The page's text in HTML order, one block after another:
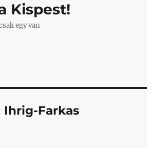
Kispest!
egy van
Ihrig-Farkas